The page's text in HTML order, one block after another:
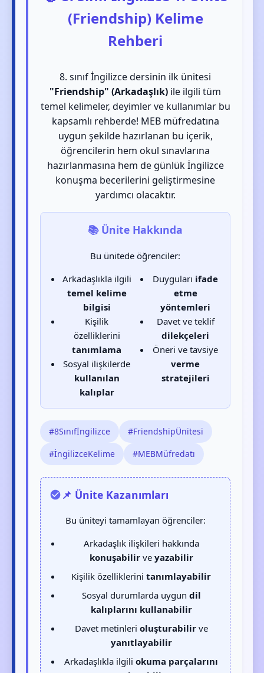
(Friendship) Kelime
Rehberi
8. sınıf İngilizce dersinin ilk ünitesi
"Friendship" (Arkadaşlık) ile ilgili tüm
temel kelimeler, deyimler ve kullanımlar bu
kapsamlı rehberde! MEB müfredatına
uygun şekilde hazırlanan bu içerik,
öğrencilerin hem okul sınavlarına
hazırlanmasına hem de günlük İngilizce
konuşma becerilerini geliştirmesine
yardımcı olacaktır.
📚 Ünite Hakkında
Bu ünitede öğrenciler:
Arkadaşlıkla ilgili
temel kelime
bilgisi
Kişilik
özelliklerini
tanımlama
Sosyal ilişkilerde
kullanılan
kalıplar
Duyguları ifade
etme
yöntemleri
Davet ve teklif
dilekçeleri
Öneri ve tavsiye
verme
stratejileri
#8Sınıfİngilizce
#FriendshipÜnitesi
#İngilizceKelime
#MEBMüfredatı
📌 Ünite Kazanımları
Bu üniteyi tamamlayan öğrenciler:
Arkadaşlık ilişkileri hakkında
konuşabilirve yazabilir
Kişilik özelliklerinitanımlayabilir
Sosyal durumlarda uygun dil
kalıplarını kullanabilir
Davet metinleri oluşturabilirve
yanıtlayabilir
Arkadaşlıkla ilgiliokuma parçalarını